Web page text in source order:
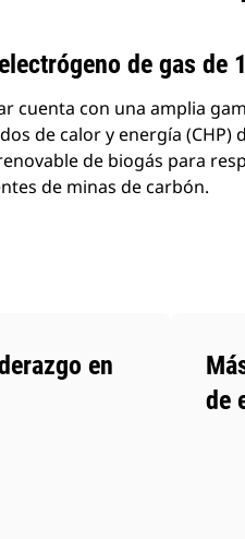
de gas de
cuenta con una amplia
de calor y energía
de biogás para
de minas de carbón.
en
de